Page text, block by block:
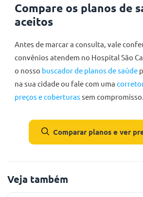
Compare os planos de
aceitos
Antes de marcar a consulta, vale
convênios atendem no Hospital São
o nosso buscador de planos de saúde
na sua cidade ou fale com uma
preços e coberturas sem compromisso.
Comparar planos e ver
Veja também